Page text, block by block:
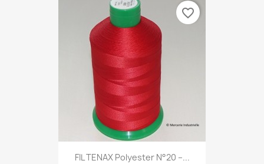
FIL TENAX Polyester N°20 –...
favorite_border